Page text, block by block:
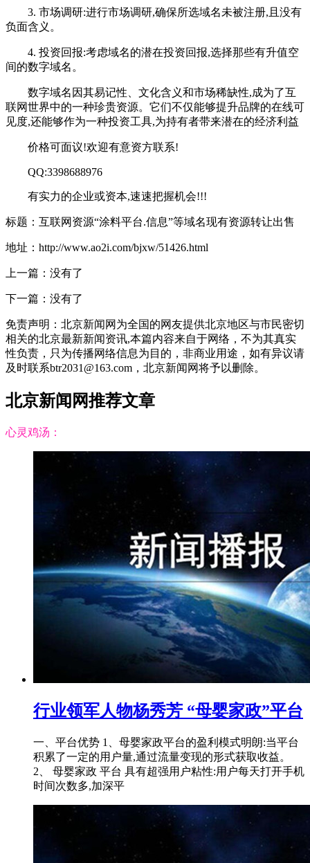
3. 市场调研:进行市场调研,确保所选域名未被注册,且没有
负面含义。
4. 投资回报:考虑域名的潜在投资回报,选择那些有升值空
间的数字域名。
数字域名因其易记性、文化含义和市场稀缺性,成为了互
联网世界中的一种珍贵资源。它们不仅能够提升品牌的在线可
见度,还能够作为一种投资工具,为持有者带来潜在的经济利益
价格可面议!欢迎有意资方联系!
QQ:3398688976
有实力的企业或资本,速速把握机会!!!
标题：互联网资源“涂料平台.信息”等域名现有资源转让出售
地址：http://www.ao2i.com/bjxw/51426.html
上一篇：没有了
下一篇：没有了
免责声明：北京新闻网为全国的网友提供北京地区与市民密切
相关的北京最新新闻资讯,本篇内容来自于网络，不为其真实
性负责，只为传播网络信息为目的，非商业用途，如有异议请
及时联系btr2031@163.com，北京新闻网将予以删除。
北京新闻网推荐文章
心灵鸡汤：
行业领军人物杨秀芳 “母婴家政”平台
一、平台优势 1、母婴家政平台的盈利模式明朗:当平台
积累了一定的用户量,通过流量变现的形式获取收益。
2、 母婴家政 平台 具有超强用户粘性:用户每天打开手机
时间次数多,加深平